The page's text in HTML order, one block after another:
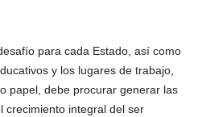
para cada Estado, así como
y los lugares de trabajo,
papel, debe procurar generar las
crecimiento integral del ser